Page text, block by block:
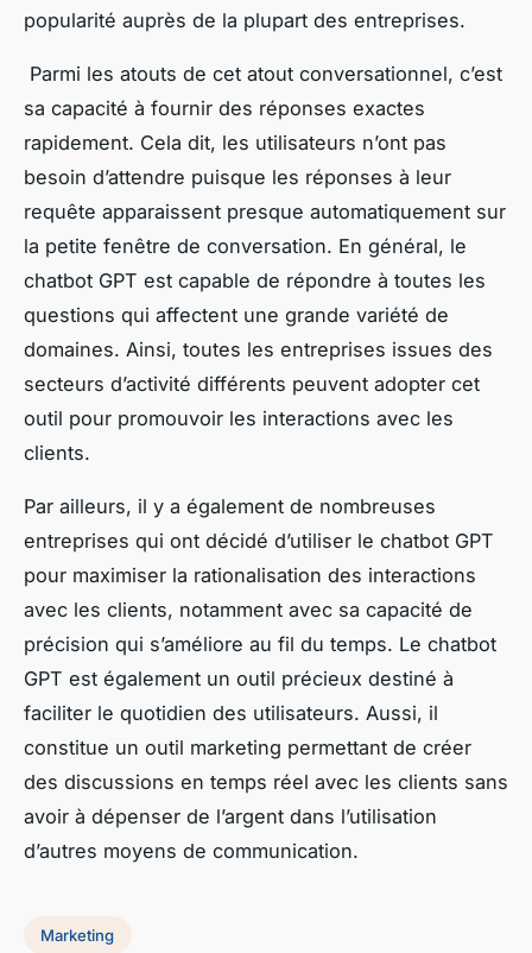
popularité auprès de la plupart des entreprises.
Parmi les atouts de cet atout conversationnel, c’est
sa capacité à fournir des réponses exactes
rapidement. Cela dit, les utilisateurs n’ont pas
besoin d’attendre puisque les réponses à leur
requête apparaissent presque automatiquement sur
la petite fenêtre de conversation. En général, le
chatbot GPT est capable de répondre à toutes les
questions qui affectent une grande variété de
domaines. Ainsi, toutes les entreprises issues des
secteurs d’activité différents peuvent adopter cet
outil pour promouvoir les interactions avec les
clients.
Par ailleurs, il y a également de nombreuses
entreprises qui ont décidé d’utiliser le chatbot GPT
pour maximiser la rationalisation des interactions
avec les clients, notamment avec sa capacité de
précision qui s’améliore au fil du temps. Le chatbot
GPT est également un outil précieux destiné à
faciliter le quotidien des utilisateurs. Aussi, il
constitue un outil marketing permettant de créer
des discussions en temps réel avec les clients sans
avoir à dépenser de l’argent dans l’utilisation
d’autres moyens de communication.
Marketing